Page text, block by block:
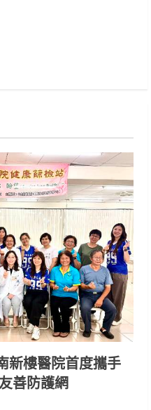
新樓醫院首度攜手
善防護網